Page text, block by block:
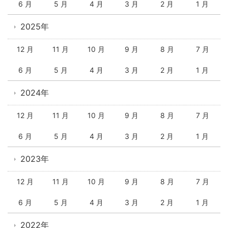
6 月 5 月 4 月 3 月 2 月 1 月
2025年
12 月 11 月 10 月 9 月 8 月 7 月
6 月 5 月 4 月 3 月 2 月 1 月
2024年
12 月 11 月 10 月 9 月 8 月 7 月
6 月 5 月 4 月 3 月 2 月 1 月
2023年
12 月 11 月 10 月 9 月 8 月 7 月
6 月 5 月 4 月 3 月 2 月 1 月
2022年